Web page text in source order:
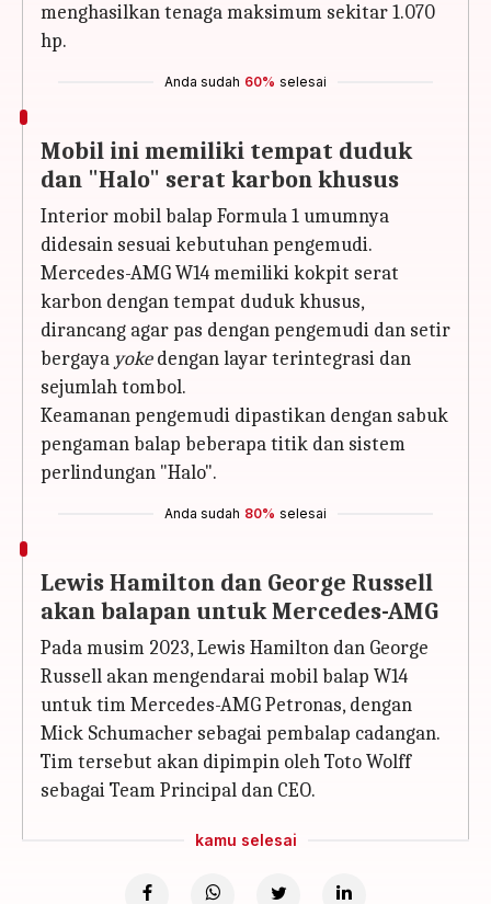
menghasilkan tenaga maksimum sekitar 1.070
hp.
Anda sudah 60% selesai
Mobil ini memiliki tempat duduk
dan "Halo" serat karbon khusus
Interior mobil balap Formula 1 umumnya
didesain sesuai kebutuhan pengemudi.
Mercedes-AMG W14 memiliki kokpit serat
karbon dengan tempat duduk khusus,
dirancang agar pas dengan pengemudi dan setir
bergaya yokedengan layar terintegrasi dan
sejumlah tombol.
Keamanan pengemudi dipastikan dengan sabuk
pengaman balap beberapa titik dan sistem
perlindungan "Halo".
Anda sudah 80% selesai
Lewis Hamilton dan George Russell
akan balapan untuk Mercedes-AMG
Pada musim 2023, Lewis Hamilton dan George
Russell akan mengendarai mobil balap W14
untuk tim Mercedes-AMG Petronas, dengan
Mick Schumacher sebagai pembalap cadangan.
Tim tersebut akan dipimpin oleh Toto Wolff
sebagai Team Principal dan CEO.
kamu selesai